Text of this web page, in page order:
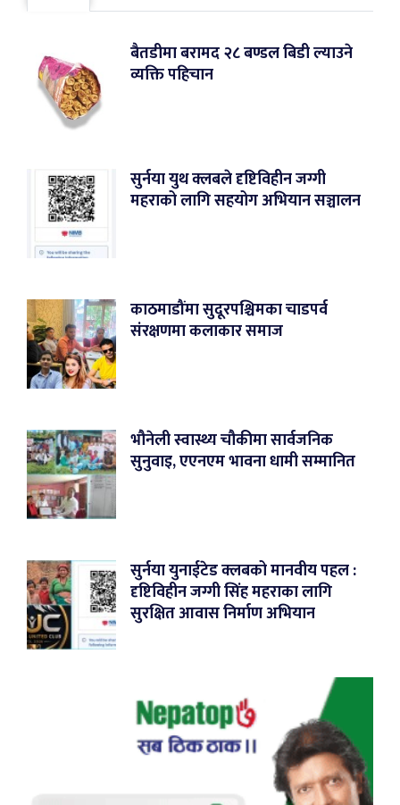
बैतडीमा बरामद २८ बण्डल बिडी ल्याउने
व्यक्ति पहिचान
सुर्नया युथ क्लबले दृष्टिविहीन जग्गी
महराको लागि सहयोग अभियान सञ्चालन
काठमाडौंमा सुदूरपश्चिमका चाडपर्व
संरक्षणमा कलाकार समाज
भौनेली स्वास्थ्य चौकीमा सार्वजनिक
सुनुवाइ, एएनएम भावना धामी सम्मानित
सुर्नया युनाईटेड क्लबको मानवीय पहल :
दृष्टिविहीन जग्गी सिंह महराका लागि
सुरक्षित आवास निर्माण अभियान